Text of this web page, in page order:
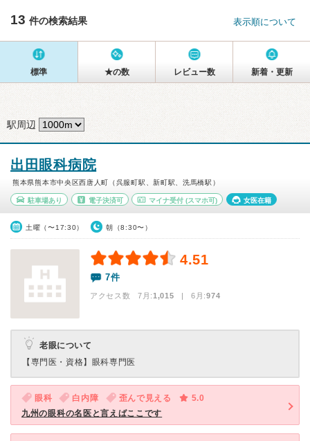
13 件の検索結果 表示順について
標準 ★の数 レビュー数 新着・更新
駅周辺
出田眼科病院
熊本県熊本市中央区西唐人町（呉服町駅、新町駅、洗馬橋駅）
駐車場あり 電子決済可 マイナ受付 (スマホ可) 女医在籍
土曜（〜17:30） 朝（8:30〜）
4.51
7件
アクセス数 7月:1,015 | 6月:974
老眼について
【専門医・資格】 眼科専門医
眼科 白内障 歪んで見える
5.0
九州の眼科の名医と言えばここです